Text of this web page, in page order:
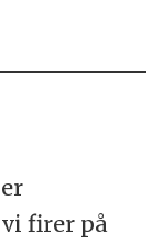
firer på